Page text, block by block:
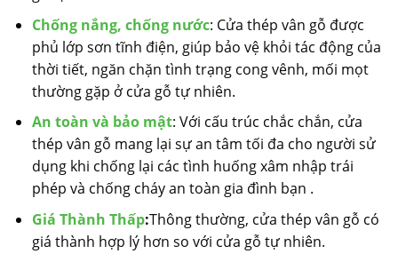
Chống nắng, chống nước: Cửa thép vân gỗ được
phủ lớp sơn tĩnh điện, giúp bảo vệ khỏi tác động của
thời tiết, ngăn chặn tình trạng cong vênh, mối mọt
thường gặp ở cửa gỗ tự nhiên.
An toàn và bảo mật: Với cấu trúc chắc chắn, cửa
thép vân gỗ mang lại sự an tâm tối đa cho người sử
dụng khi chống lại các tình huống xâm nhập trái
phép và chống cháy an toàn gia đình bạn .
Giá Thành Thấp:Thông thường, cửa thép vân gỗ có
giá thành hợp lý hơn so với cửa gỗ tự nhiên.